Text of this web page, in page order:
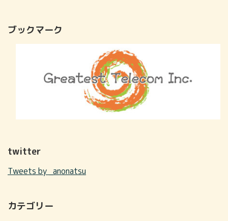
ブックマーク
twitter
Tweets by _anonatsu
カテゴリー